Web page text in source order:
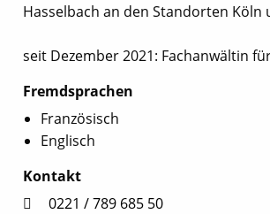
Hasselbach an den Standorten Köln
seit Dezember 2021: Fachanwältin
Fremdsprachen
Französisch
Englisch
Kontakt
0221 / 789 685 50